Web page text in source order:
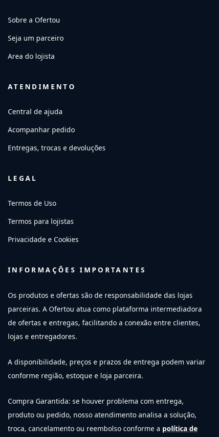
Sobre a Ofertou
Seja um parceiro
Area do lojista
ATENDIMENTO
Central de ajuda
Acompanhar pedido
Entregas, trocas e devoluções
LEGAL
Termos de Uso
Termos para lojistas
Privacidade e Cookies
INFORMAÇÕES IMPORTANTES
Os produtos e ofertas são de responsabilidade das lojas
parceiras. A Ofertou atua como plataforma intermediadora
de ofertas e entregas, facilitando a conexão entre clientes,
lojas e entregadores.
A disponibilidade, preços e prazos de entrega podem variar
conforme região, estoque e loja parceira.
Compra Garantida: se houver problema com entrega,
produto ou pedido, nosso atendimento analisa a solução,
troca, cancelamento ou reembolso conforme a política de